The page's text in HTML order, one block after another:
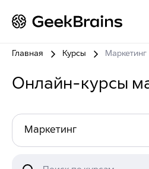
Главная Курсы Маркетинг
Онлайн-курсы
Маркетинг